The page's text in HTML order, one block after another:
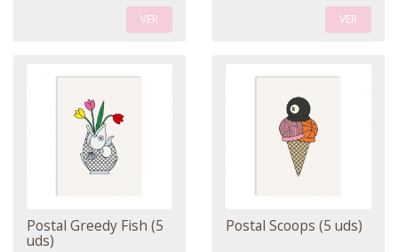
VER VER
Postal Greedy Fish (5
uds)
Postal Scoops (5 uds)